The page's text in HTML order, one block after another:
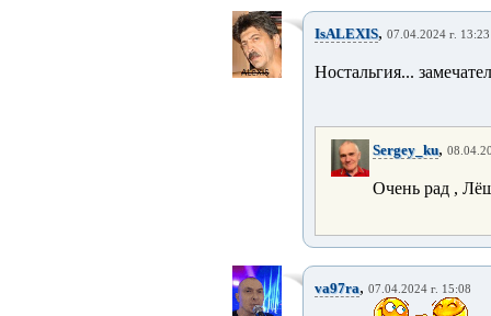
IsALEXIS, 07.04.2024 г. 13:23
Ностальгия...
Sergey_ku,
Очень рад ,
va97ra, 07.04.2024 г. 15:08